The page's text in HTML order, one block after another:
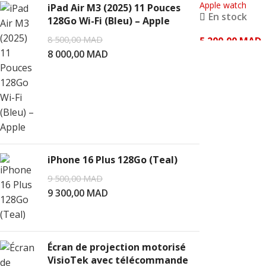
iPad Air M3 (2025) 11 Pouces
128Go Wi-Fi (Bleu) – Apple
8 500,00MAD
8 000,00 MAD
iPhone 16 Plus 128Go (Teal)
9 500,00MAD
9 300,00 MAD
Écran de projection motorisé
VisioTek avec télécommande
pâle) – Apple
Apple watch
En stock
5 200,00 MAD